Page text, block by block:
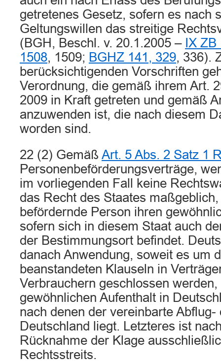
getretenes Gesetz, sofern es nach
Geltungswillen das streitige
(BGH, Beschl. v. 20.1.2005 – IX
1508, 1509; BGHZ 141, 329, 336).
berücksichtigenden Vorschriften
Verordnung, die gemäß ihrem Art.
2009 in Kraft getreten und gemäß
anzuwenden ist, die nach diesem
worden sind.
22 (2) Gemäß Art. 5 Abs. 2 Satz 1
Personenbeförderungsverträge,
im vorliegenden Fall keine
das Recht des Staates
befördernde Person ihren
sofern sich in diesem Staat auch
der Bestimmungsort befindet.
danach Anwendung, soweit es um
beanstandeten Klauseln in
Verbrauchern geschlossen
gewöhnlichen Aufenthalt in
nach denen der vereinbarte
Deutschland liegt. Letzteres ist
Rücknahme der Klage
Rechtsstreits.